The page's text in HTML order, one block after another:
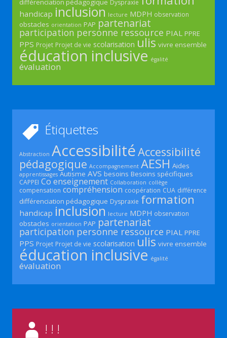
différenciation pédagogique Dyspraxie
handicap inclusion lecture MDPH observation
obstacles orientation PAP partenariat
participation personne ressource PIAL PPRE
PPS Projet Projet de vie scolarisation ulis vivre ensemble
éducation inclusive égalité
évaluation
Étiquettes
Abstraction AccessibilitéAccessibilité
pédagogique Accompagnement AESH Aides
apprentissages Autisme AVS besoins Besoins spécifiques
CAPPEI Co enseignement Collaboration collège
compensation compréhension coopération CUA différence
différenciation pédagogique Dyspraxie formation
handicap inclusion lecture MDPH observation
obstacles orientation PAP partenariat
participation personne ressource PIAL PPRE
PPS Projet Projet de vie scolarisation ulis vivre ensemble
éducation inclusive égalité
évaluation
! ! !